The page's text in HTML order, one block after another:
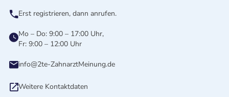
Erst registrieren, dann anrufen.
Mo – Do: 9:00 – 17:00 Uhr,
Fr: 9:00 – 12:00 Uhr
info@2te-ZahnarztMeinung.de
Weitere Kontaktdaten